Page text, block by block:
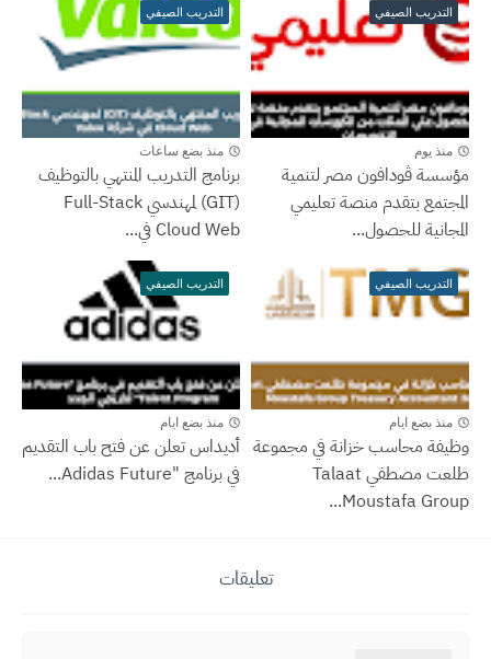
التدريب الصيفي
منذ يوم
مؤسسة ڤودافون مصر لتنمية
المجتمع بتقدم منصة تعليمي
المجانية للحصول...
التدريب الصيفي
منذ بضع ساعات
برنامج التدريب المنتهي بالتوظيف
(GIT) لمهندسي Full-Stack
Cloud Web في...
التدريب الصيفي
منذ بضع ايام
وظيفة محاسب خزانة في مجموعة
طلعت مصطفي Talaat
Moustafa Group...
التدريب الصيفي
منذ بضع ايام
أديداس تعلن عن فتح باب التقديم
في برنامج "Adidas Future...
تعليقات